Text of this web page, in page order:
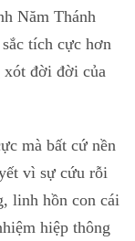
Năm Thánh
tích cực hơn
xót đời đời của
mà bất cứ nền
vì sự cứu rỗi
linh hồn con cái
hiệp thông